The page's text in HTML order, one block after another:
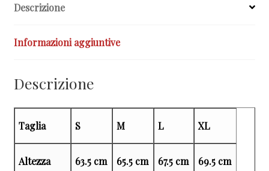
Descrizione
Informazioni aggiuntive
Descrizione
Taglia S M L XL
Altezza 63.5 cm 65.5 cm 67.5 cm 69.5 cm